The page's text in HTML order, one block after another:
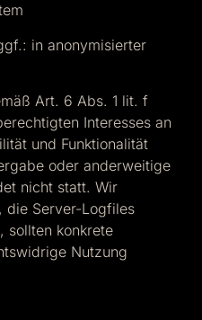
in anonymisierter
Art. 6 Abs. 1 lit. f
Interesses an
und Funktionalität
oder anderweitige
nicht statt. Wir
die Server-Logfiles
sollten konkrete
Nutzung